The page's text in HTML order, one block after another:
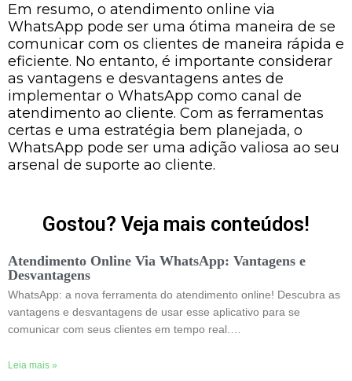
Em resumo, o atendimento online via
WhatsApp pode ser uma ótima maneira de se
comunicar com os clientes de maneira rápida e
eficiente. No entanto, é importante considerar
as vantagens e desvantagens antes de
implementar o WhatsApp como canal de
atendimento ao cliente. Com as ferramentas
certas e uma estratégia bem planejada, o
WhatsApp pode ser uma adição valiosa ao seu
arsenal de suporte ao cliente.
Gostou? Veja mais conteúdos!
Atendimento Online Via WhatsApp: Vantagens e
Desvantagens
WhatsApp: a nova ferramenta do atendimento online! Descubra as
vantagens e desvantagens de usar esse aplicativo para se
comunicar com seus clientes em tempo real.…
Leia mais »